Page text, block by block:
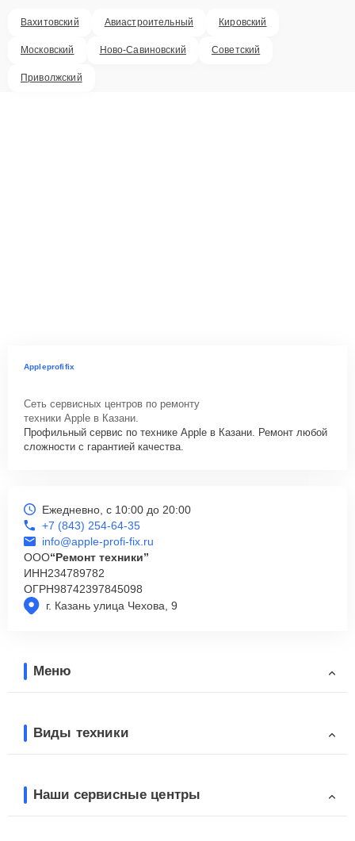
Вахитовский Авиастроительный Кировский
Московский Ново-Савиновский Советский
Приволжский
Appleprofifix
Сеть сервисных центров по ремонту
техники Apple в Казани.
Профильный сервис по технике Apple в Казани. Ремонт любой
сложности с гарантией качества.
г. Казань улица Чехова, 9
Ежедневно, с 10:00 до 20:00
+7 (843) 254-64-35
info@apple-profi-fix.ru
ООО“Ремонт техники”
ИНН234789782
ОГРН98742397845098
Меню
Виды техники
Наши сервисные центры